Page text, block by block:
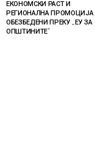
ЕКОНОМСКИ РАСТ И
РЕГИОНАЛНА ПРОМОЦИЈА
ОБЕЗБЕДЕНИ ПРЕКУ „ЕУ ЗА
ОПШТИНИТЕ“